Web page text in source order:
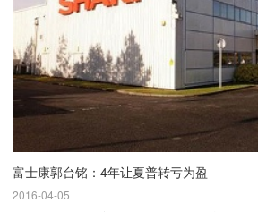
富士康郭台铭：4年让夏普转亏为盈
2016-04-05